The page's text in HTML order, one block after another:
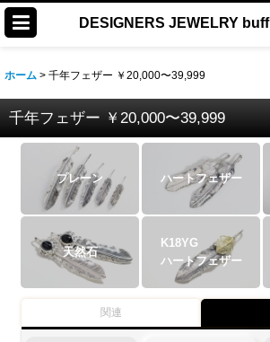
DESIGNERS JEWELRY buff
ホーム > 千年フェザー ￥20,000〜39,999
千年フェザー ￥20,000〜39,999
プレーン ハートフェザー
天然石
K18YG
ハートフェザー
関連